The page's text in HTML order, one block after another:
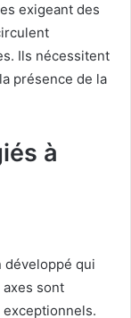
exigeant des
Ils nécessitent
présence de la
à
développé qui
sont